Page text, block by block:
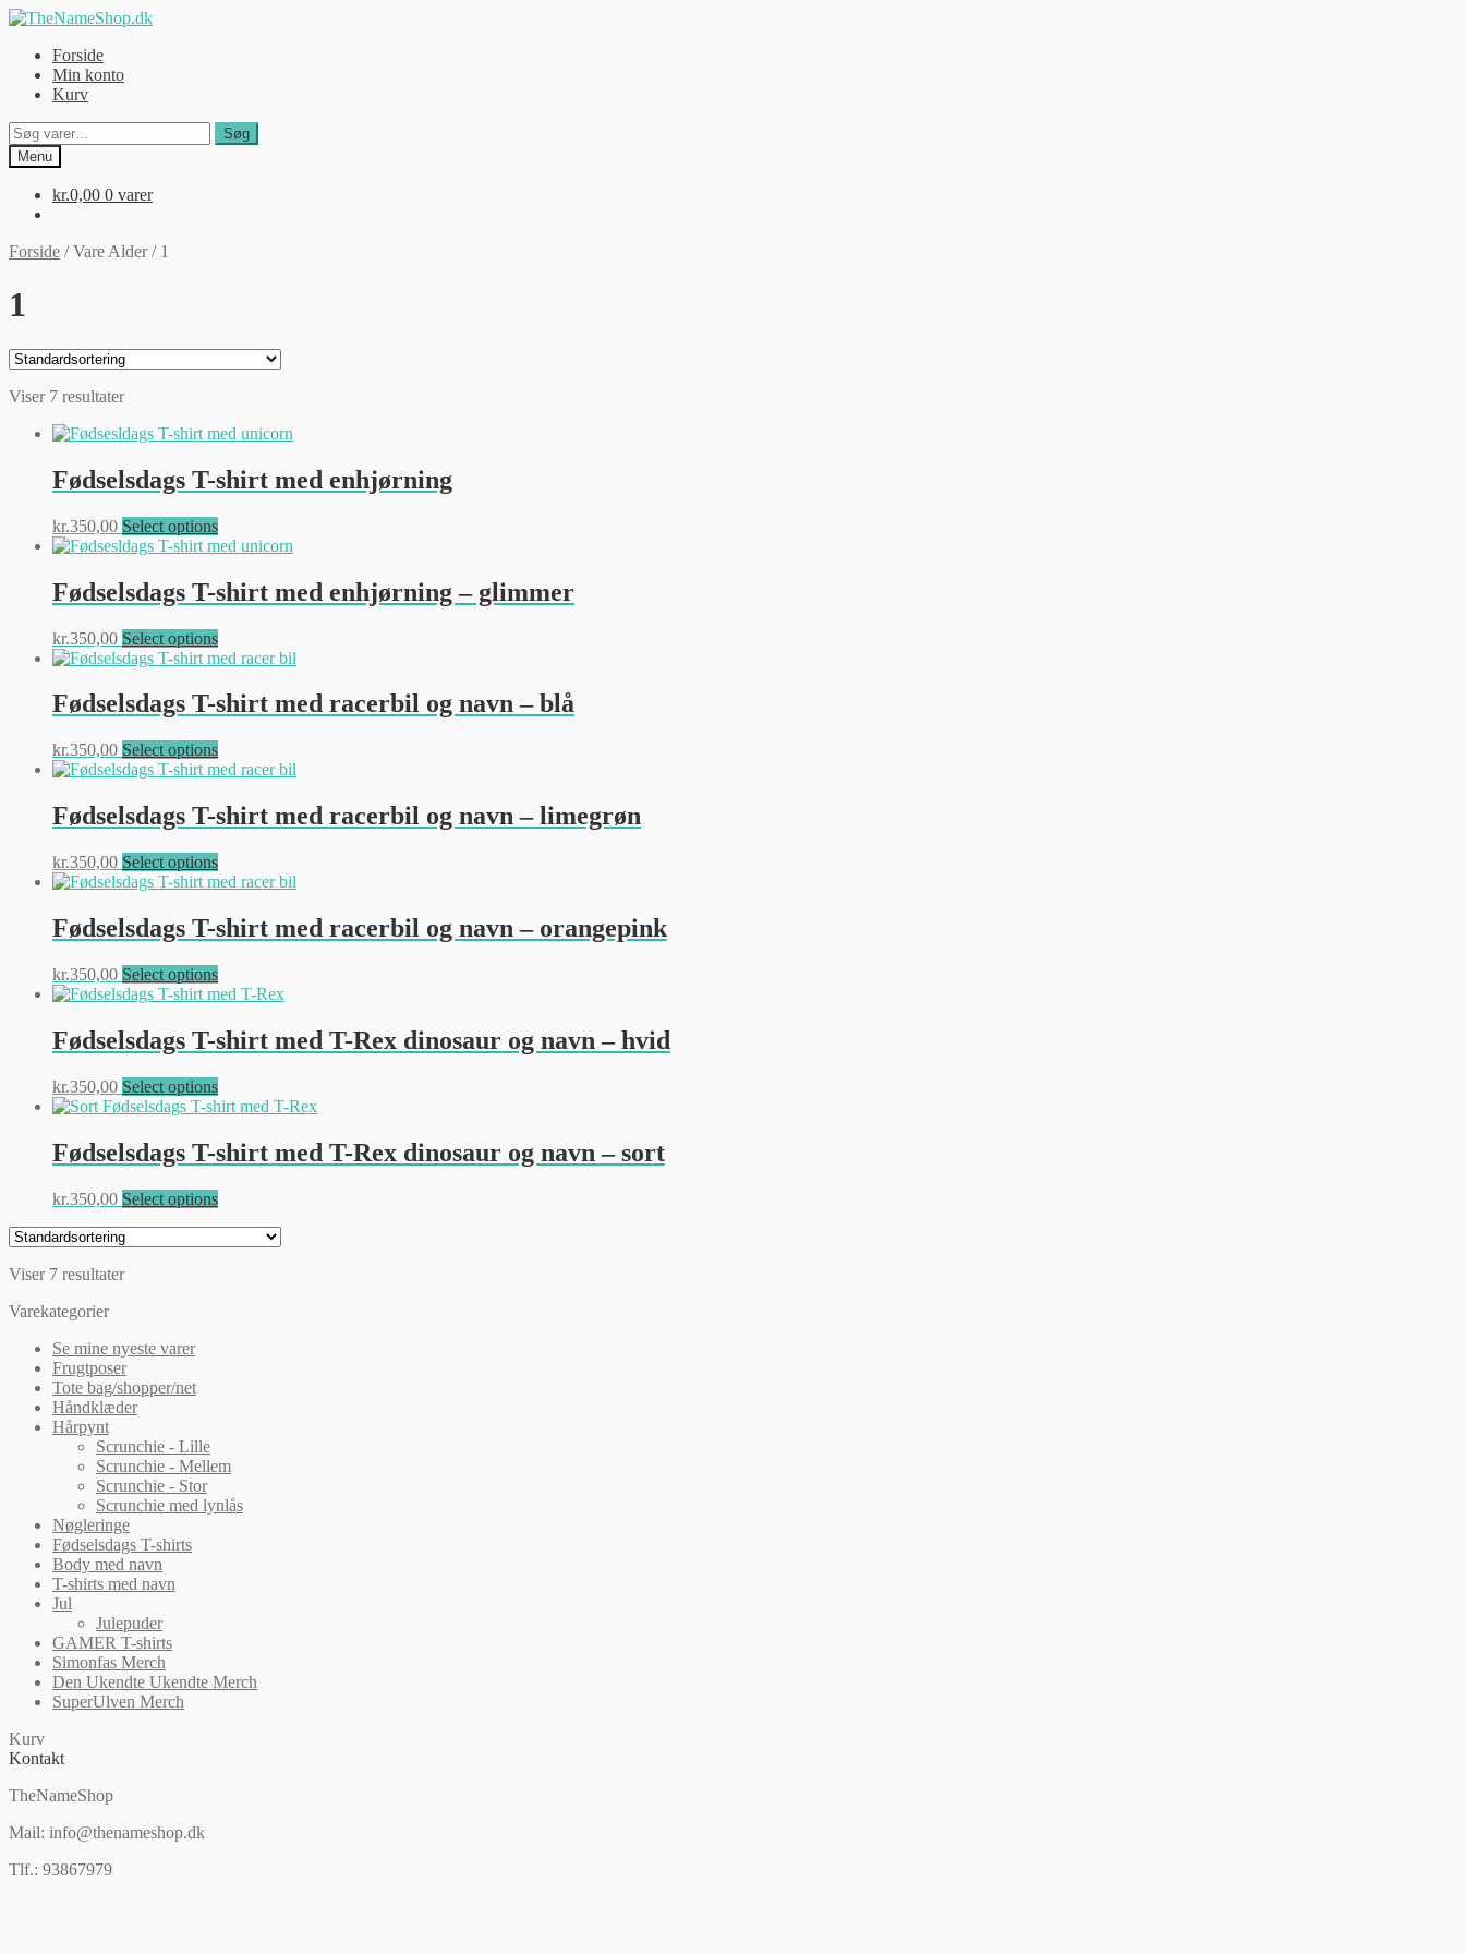
Spring
navigation
Spring
indholdForside
Min konto
Kurv
Søg
efter:
Søg
Menu
kr.0,00 0 varer
Forside /Vare Alder/ 1
1
Viser 7 resultater
Fødselsdags T-shirt med enhjørning
kr.350,00 Select optionsDette
vare
flere
varianter.
kan
vælges
varesiden
Fødselsdags T-shirt med enhjørning – glimmer
kr.350,00 Select optionsDette
vare
flere
varianter.
kan
vælges
varesiden
Fødselsdags T-shirt med racerbil og navn – blå
kr.350,00 Select optionsDette
vare
flere
varianter.
kan
vælges
varesiden
Fødselsdags T-shirt med racerbil og navn – limegrøn
kr.350,00 Select optionsDette
vare
flere
varianter.
kan
vælges
varesiden
Fødselsdags T-shirt med racerbil og navn – orangepink
kr.350,00 Select optionsDette
vare
flere
varianter.
kan
vælges
varesiden
Fødselsdags T-shirt med T-Rex dinosaur og navn – hvid
kr.350,00 Select optionsDette
vare
flere
varianter.
kan
vælges
på
Fødselsdags T-shirt med T-Rex dinosaur og navn – sort
kr.350,00 Select optionsDette
Viser 7 resultater
Varekategorier
Se mine nyeste varer
Frugtposer
Tote bag/shopper/net
Håndklæder
Hårpynt
Scrunchie - Lille
Scrunchie - Mellem
Scrunchie - Stor
Scrunchie med lynlås
Nøgleringe
Fødselsdags T-shirts
Body med navn
T-shirts med navn
Jul
Julepuder
GAMER T-shirts
Simonfas Merch
Den Ukendte Ukendte Merch
SuperUlven Merch
Kurv
Kontakt
TheNameShop
Mail: info@thenameshop.dk
Tlf.: 93867979